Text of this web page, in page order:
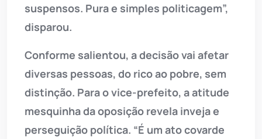
suspensos. Pura e simples politicagem”,
disparou.
Conforme salientou, a decisão vai afetar
diversas pessoas, do rico ao pobre, sem
distinção. Para o vice-prefeito, a atitude
mesquinha da oposição revela inveja e
perseguição política. “É um ato covarde